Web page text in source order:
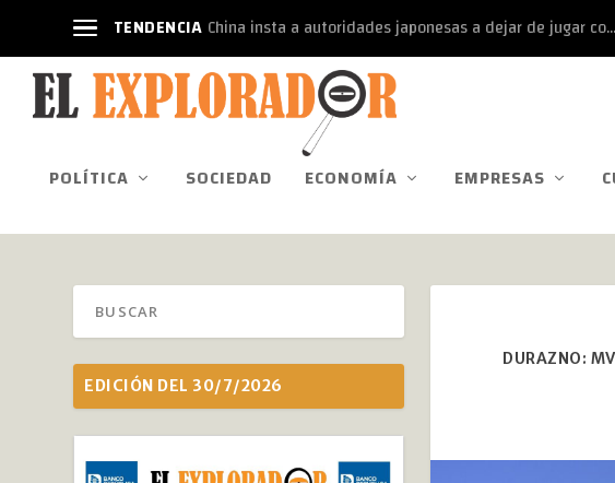
TENDENCIA China insta a autoridades japonesas a dejar de jugar co...
POLÍTICA SOCIEDAD ECONOMÍA EMPRESAS
DURAZNO:
EDICIÓN DEL 30/7/2026